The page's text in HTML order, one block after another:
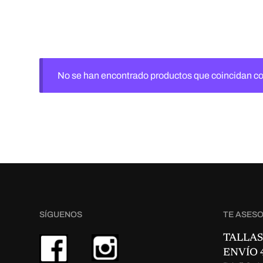
No se han encontrado productos que coincidan
SÍGUENOS TE
ENVÍO